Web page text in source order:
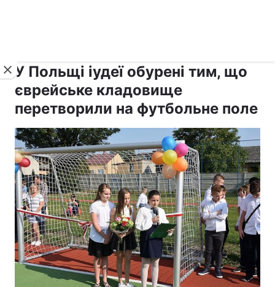
У Польщі іудеї обурені тим, що
єврейське кладовище
перетворили на футбольне поле